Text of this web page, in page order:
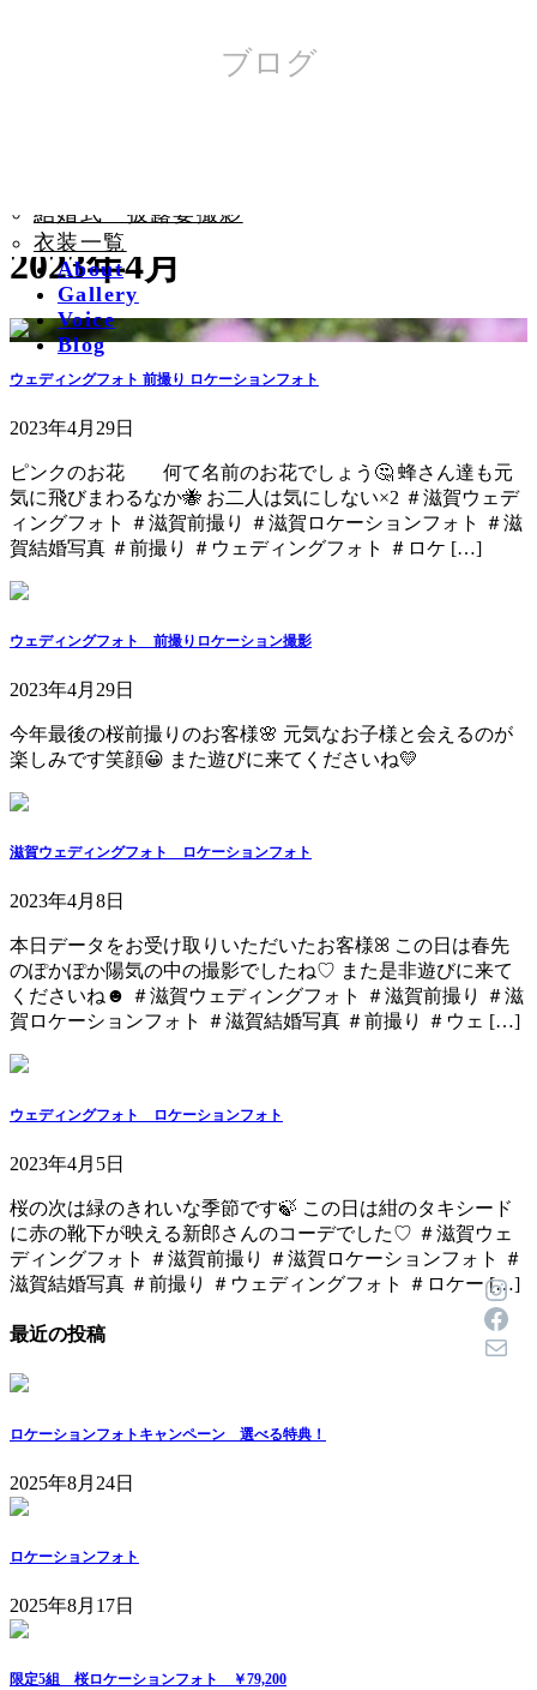
ッ
プ
移
動
結婚式・披露宴撮影
衣装一覧
About
Gallery
Voice
Blog
ブログ
2023年4月
ウェディングフォト 前撮り ロケーションフォト
2023年4月29日
ピンクのお花 何て名前のお花でしょう🤔 蜂さん達も元
気に飛びまわるなか🐝 お二人は気にしない×2 ＃滋賀ウェデ
ィングフォト ＃滋賀前撮り ＃滋賀ロケーションフォト ＃滋
賀結婚写真 ＃前撮り ＃ウェディングフォト ＃ロケ […]
ウェディングフォト 前撮りロケーション撮影
2023年4月29日
今年最後の桜前撮りのお客様🌸 元気なお子様と会えるのが
楽しみです笑顔😀 また遊びに来てくださいね💛
滋賀ウェディングフォト ロケーションフォト
2023年4月8日
本日データをお受け取りいただいたお客様ꕤ この日は春先
のぽかぽか陽気の中の撮影でしたね♡ また是非遊びに来て
くださいね☻ ＃滋賀ウェディングフォト ＃滋賀前撮り ＃滋
賀ロケーションフォト ＃滋賀結婚写真 ＃前撮り ＃ウェ […]
ウェディングフォト ロケーションフォト
2023年4月5日
桜の次は緑のきれいな季節です🍃 この日は紺のタキシード
に赤の靴下が映える新郎さんのコーデでした♡ ＃滋賀ウェ
ディングフォト ＃滋賀前撮り ＃滋賀ロケーションフォト ＃
滋賀結婚写真 ＃前撮り ＃ウェディングフォト ＃ロケー […]
最近の投稿
ロケーションフォトキャンペーン 選べる特典！
2025年8月24日
ロケーションフォト
2025年8月17日
限定5組 桜ロケーションフォト ￥79,200
メール